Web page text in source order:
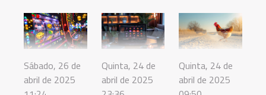
Sábado, 26 de
abril de 2025
Quinta, 24 de
abril de 2025
Quinta, 24 de
abril de 2025